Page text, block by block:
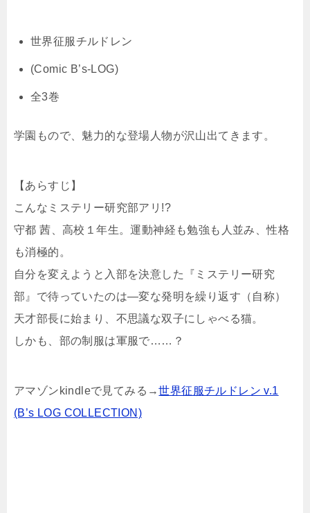
世界征服チルドレン
(Comic B’s-LOG)
全3巻
学園もので、魅力的な登場人物が沢山出てきます。
【あらすじ】
こんなミステリー研究部アリ!?
守都 茜、高校１年生。運動神経も勉強も人並み、性格
も消極的。
自分を変えようと入部を決意した『ミステリー研究
部』で待っていたのは—変な発明を繰り返す（自称）
天才部長に始まり、不思議な双子にしゃべる猫。
しかも、部の制服は軍服で……？
アマゾンkindleで見てみる→世界征服チルドレン v.1
(B’s LOG COLLECTION)